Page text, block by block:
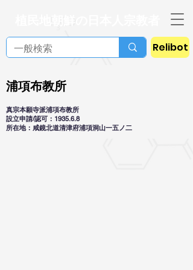
Relibot
浦項布教所
真宗本願寺派浦項布教所
設立申請/認可：1935.6.8
所在地：咸鏡北道清津府浦項洞山一五ノ二